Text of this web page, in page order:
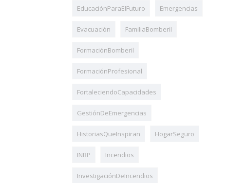
EducaciónParaElFuturo Emergencias
Evacuación FamiliaBomberil
FormaciónBomberil
FormaciónProfesional
FortaleciendoCapacidades
GestiónDeEmergencias
HistoriasQueInspiran HogarSeguro
INBP Incendios
InvestigaciónDeIncendios